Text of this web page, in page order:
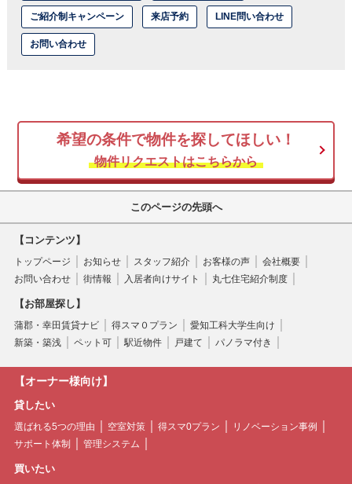
ご紹介制キャンペーン 来店予約 LINE問い合わせ
お問い合わせ
希望の条件で物件を探してほしい！
物件リクエストはこちらから
このページの先頭へ
【コンテンツ】
トップページ お知らせ スタッフ紹介 お客様の声
会社概要
お問い合わせ
街情報 入居者向けサイト 丸七住宅紹介制度
【お部屋探し】
蒲郡・幸田賃貸ナビ 得スマ０プラン
愛知工科大学生向け
新築・築浅
ペット可 駅近物件 戸建て パノラマ付き
【オーナー様向け】
貸したい
選ばれる5つの理由 空室対策 得スマ0プラン
リノベーション事例
サポート体制
管理システム
買いたい